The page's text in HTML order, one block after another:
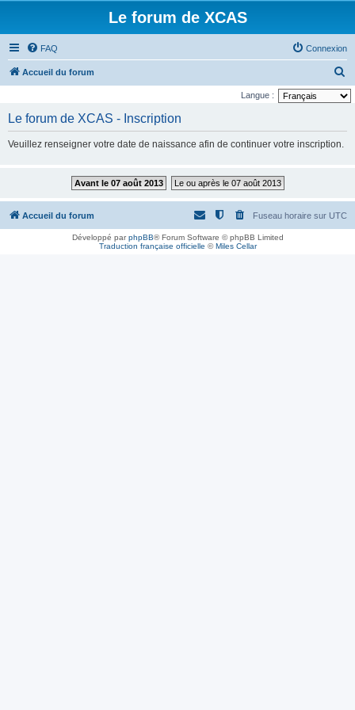
Le forum de XCAS
FAQ Connexion
Accueil du forum
e
h
Langue :
Le forum de XCAS - Inscription
Veuillez renseigner votre date de naissance afin de continuer votre inscription.
Avant le 07 août 2013 Le ou après le 07 août 2013
Accueil du forum Fuseau horaire sur UTC
Développé parphpBB® Forum Software © phpBB Limited
Traduction française officielle ©Miles Cellar